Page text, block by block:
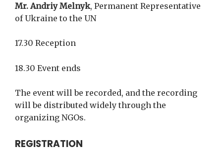
Mr. Andriy Melnyk, Permanent Representative
of Ukraine to the UN
17.30 Reception
18.30 Event ends
The event will be recorded, and the recording
will be distributed widely through the
organizing NGOs.
REGISTRATION